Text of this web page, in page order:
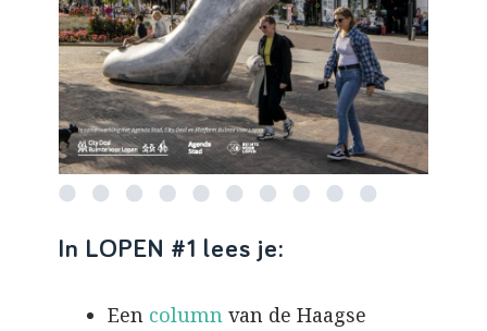
In LOPEN #1 lees je:
Een column van de Haagse